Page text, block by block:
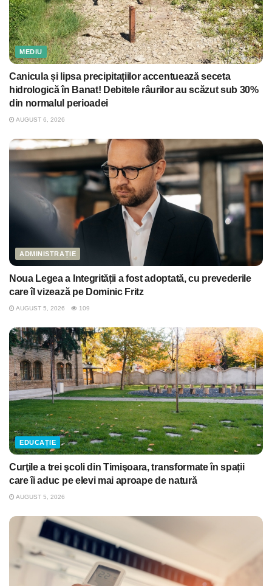
MEDIU
Canicula și lipsa precipitațiilor accentuează seceta
hidrologică în Banat! Debitele râurilor au scăzut sub 30%
din normalul perioadei
AUGUST 6, 2026
ADMINISTRAȚIE
Noua Legea a Integrității a fost adoptată, cu prevederile
care îl vizează pe Dominic Fritz
AUGUST 5, 2026 109
EDUCAȚIE
Curţile a trei şcoli din Timişoara, transformate în spații
care îi aduc pe elevi mai aproape de natură
AUGUST 5, 2026